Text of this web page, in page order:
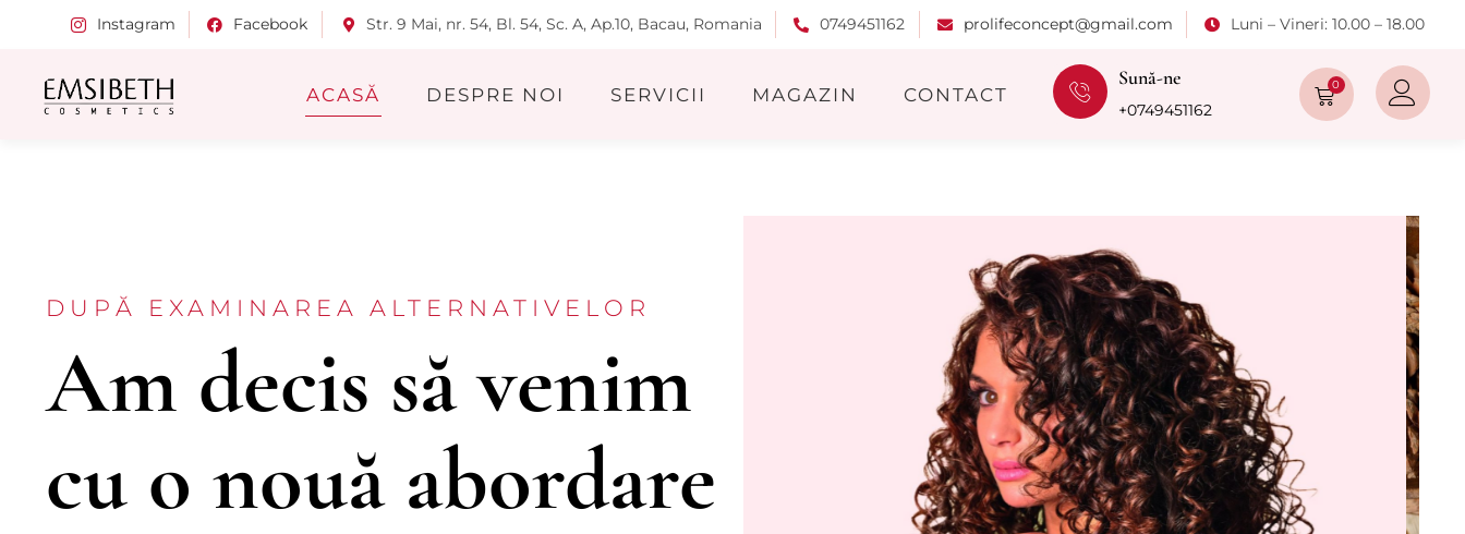
Instagram Facebook Str. 9 Mai, nr. 54, Bl. 54, Sc. A, Ap.10, Bacau, Romania 0749451162 prolifeconcept@gmail.com Luni – Vineri: 10.00 – 18.00
ACASĂ DESPRE NOI SERVICII MAGAZIN CONTACT
Sună-ne
+0749451162
0
DUPĂ EXAMINAREA ALTERNATIVELOR
Am decis să venim
cu o nouă abordare